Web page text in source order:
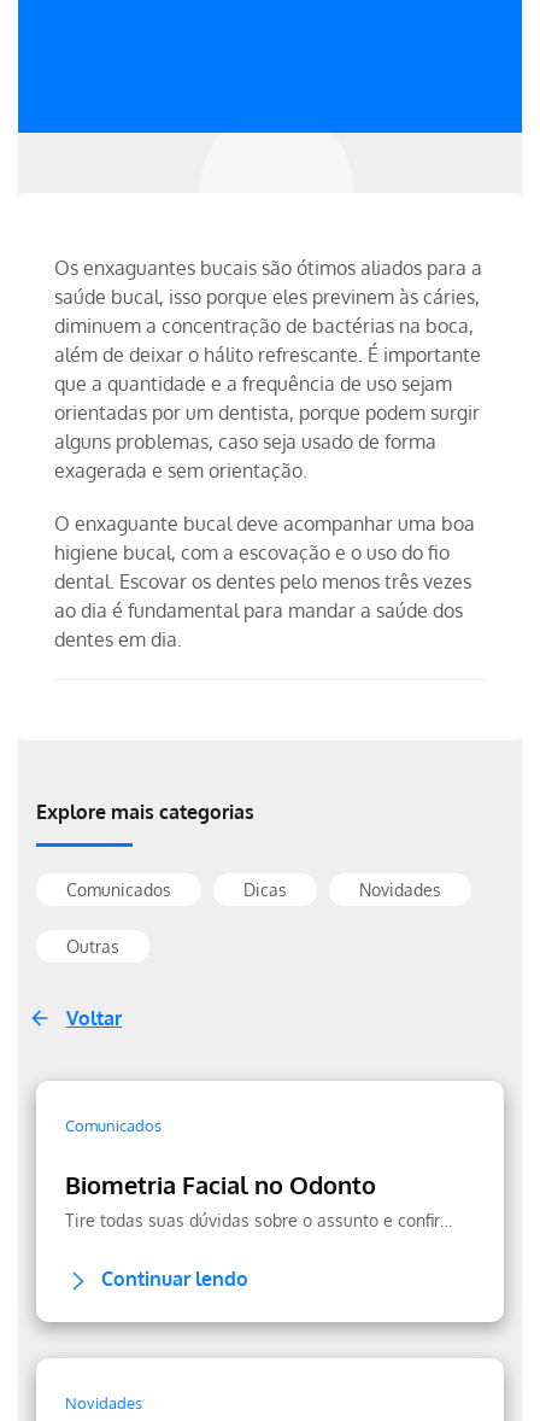
Os enxaguantes bucais são ótimos aliados para a
saúde bucal, isso porque eles previnem às cáries,
diminuem a concentração de bactérias na boca,
além de deixar o hálito refrescante. É importante
que a quantidade e a frequência de uso sejam
orientadas por um dentista, porque podem surgir
alguns problemas, caso seja usado de forma
exagerada e sem orientação.
O enxaguante bucal deve acompanhar uma boa
higiene bucal, com a escovação e o uso do fio
dental. Escovar os dentes pelo menos três vezes
ao dia é fundamental para mandar a saúde dos
dentes em dia.
Explore mais categorias
Comunicados Dicas Novidades
Outras
Voltar
Comunicados
Biometria Facial no Odonto
Continuar lendo
Novidades